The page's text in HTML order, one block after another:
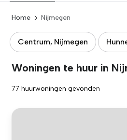
Home Nijmegen
Centrum, Nijmegen
Woningen te huur in
77 huurwoningen gevonden